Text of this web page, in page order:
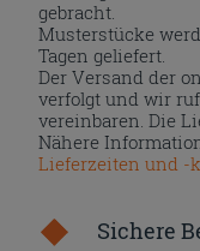
gebracht.
Musterstücke
Tagen geliefert.
Der Versand der
verfolgt und wir
vereinbaren. Die
Nähere
Lieferzeiten und -
Sichere